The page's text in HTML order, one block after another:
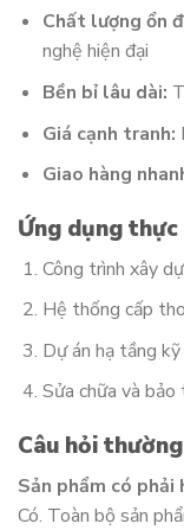
Chất lượng ổn
nghệ hiện đại
Bền bỉ lâu dài:
Giá cạnh tranh:
Giao hàng
Ứng dụng
Công trình xây
Hệ thống cấp
Dự án hạ tầng
Sửa chữa và
Câu hỏi
Sản phẩm có phải
Có. Toàn bộ sản